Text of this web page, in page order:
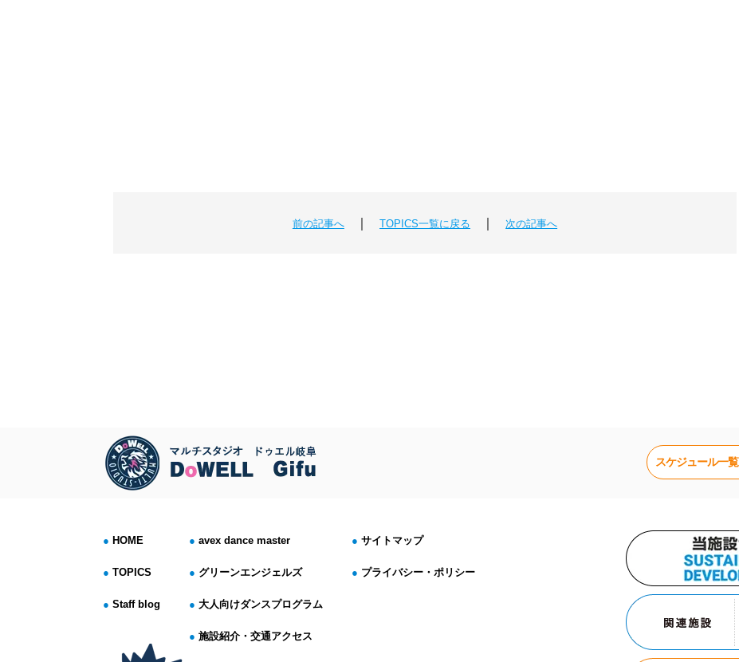
前の記事へ TOPICS一覧に戻る 次の記事へ
スケジュール一覧
HOME
TOPICS
Staff blog
avex dance master
グリーンエンジェルズ
大人向けダンスプログラム
施設紹介・交通アクセス
サイトマップ
プライバシー・ポリシー